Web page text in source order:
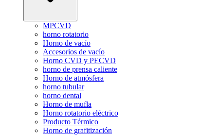
MPCVD
horno rotatorio
Horno de vacío
Accesorios de vacío
Horno CVD y PECVD
horno de prensa caliente
Horno de atmósfera
horno tubular
horno dental
Horno de mufla
Horno rotatorio eléctrico
Producto Térmico
Horno de grafitización